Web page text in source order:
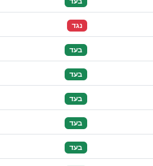
נגד
בעד
בעד
בעד
בעד
בעד